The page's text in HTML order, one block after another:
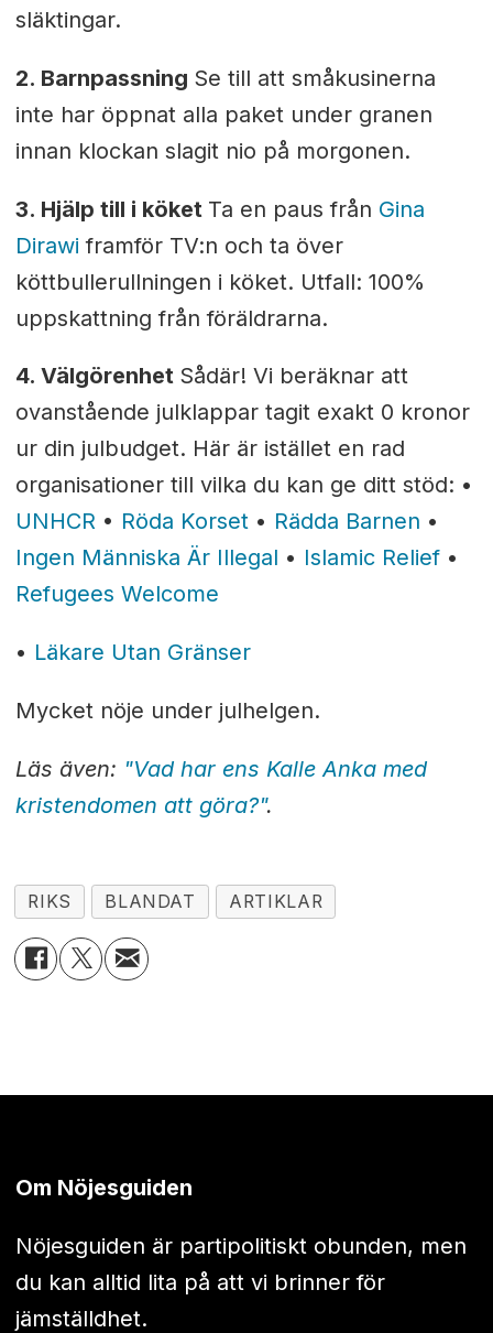
släktingar.
2. Barnpassning Se till att småkusinerna
inte har öppnat alla paket under granen
innan klockan slagit nio på morgonen.
3. Hjälp till i köket Ta en paus från Gina
Dirawi framför TV:n och ta över
köttbullerullningen i köket. Utfall: 100%
uppskattning från föräldrarna.
4. Välgörenhet Sådär! Vi beräknar att
ovanstående julklappar tagit exakt 0 kronor
ur din julbudget. Här är istället en rad
organisationer till vilka du kan ge ditt stöd: •
UNHCR• Röda Korset• Rädda Barnen •
Ingen Människa Är Illegal • Islamic Relief•
Refugees Welcome
• Läkare Utan Gränser
Mycket nöje under julhelgen.
Läs även: "Vad har ens Kalle Anka med
kristendomen att göra?".
RIKS BLANDAT ARTIKLAR
Om Nöjesguiden
Nöjesguiden är partipolitiskt obunden, men
du kan alltid lita på att vi brinner för
jämställdhet.